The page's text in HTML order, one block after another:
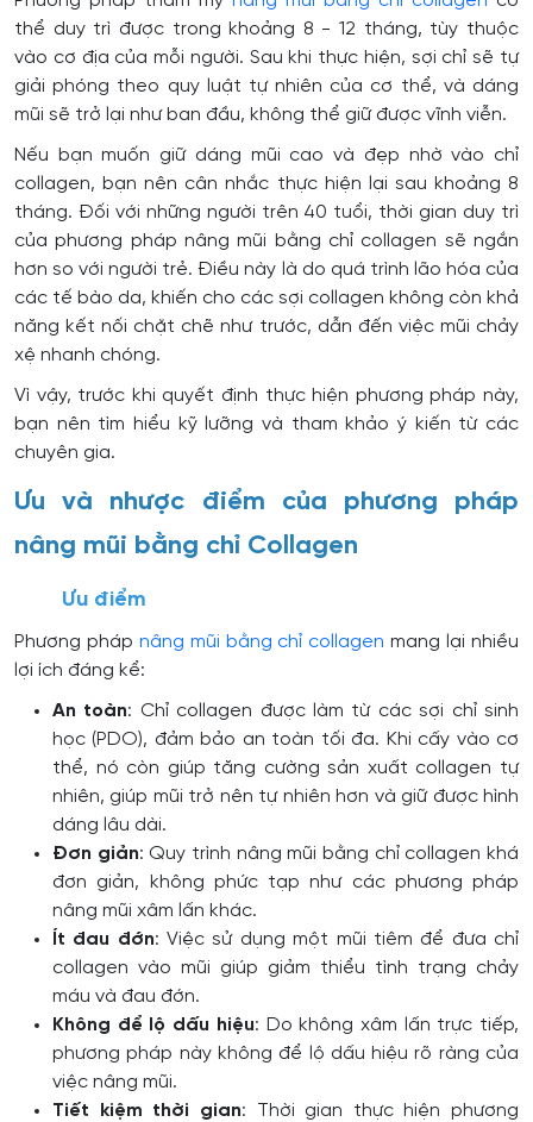
thể duy trì được trong khoảng 8 - 12 tháng, tùy thuộc
vào cơ địa của mỗi người. Sau khi thực hiện, sợi chỉ sẽ tự
giải phóng theo quy luật tự nhiên của cơ thể, và dáng
mũi sẽ trở lại như ban đầu, không thể giữ được vĩnh viễn.
Nếu bạn muốn giữ dáng mũi cao và đẹp nhờ vào chỉ
collagen, bạn nên cân nhắc thực hiện lại sau khoảng 8
tháng. Đối với những người trên 40 tuổi, thời gian duy trì
của phương pháp nâng mũi bằng chỉ collagen sẽ ngắn
hơn so với người trẻ. Điều này là do quá trình lão hóa của
các tế bào da, khiến cho các sợi collagen không còn khả
năng kết nối chặt chẽ như trước, dẫn đến việc mũi chảy
xệ nhanh chóng.
Vì vậy, trước khi quyết định thực hiện phương pháp này,
bạn nên tìm hiểu kỹ lưỡng và tham khảo ý kiến từ các
chuyên gia.
Ưu và nhược điểm của phương pháp
nâng mũi bằng chỉ Collagen
Ưu điểm
Phương pháp nâng mũi bằng chỉ collagen mang lại nhiều
lợi ích đáng kể:
An toàn: Chỉ collagen được làm từ các sợi chỉ sinh
học (PDO), đảm bảo an toàn tối đa. Khi cấy vào cơ
thể, nó còn giúp tăng cường sản xuất collagen tự
nhiên, giúp mũi trở nên tự nhiên hơn và giữ được hình
dáng lâu dài.
Đơn giản: Quy trình nâng mũi bằng chỉ collagen khá
đơn giản, không phức tạp như các phương pháp
nâng mũi xâm lấn khác.
Ít đau đớn: Việc sử dụng một mũi tiêm để đưa chỉ
collagen vào mũi giúp giảm thiểu tình trạng chảy
máu và đau đớn.
Không để lộ dấu hiệu: Do không xâm lấn trực tiếp,
phương pháp này không để lộ dấu hiệu rõ ràng của
việc nâng mũi.
Tiết kiệm thời gian: Thời gian thực hiện phương